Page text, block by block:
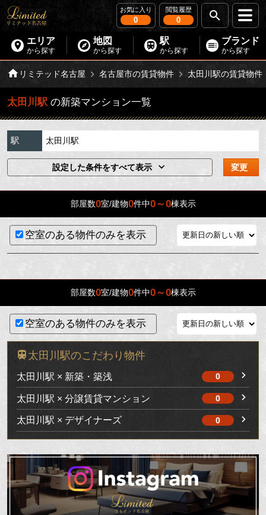
お気に入り
0
閲覧履歴
0
エリア
から探す
地図
から探す
駅
から探す
ブランド
から探す
リミテッド名古屋 名古屋市の賃貸物件 太田川駅の賃貸物件
太田川駅 の新築マンション一覧
駅 太田川駅
設定した条件をすべて表示 変更
部屋数0室/建物0件中0～0棟表示
空室のある物件のみを表示
部屋数0室/建物0件中0～0棟表示
空室のある物件のみを表示
太田川駅のこだわり物件
太田川駅 × 新築・築浅 0
太田川駅 × 分譲賃貸マンション 0
太田川駅 × デザイナーズ 0